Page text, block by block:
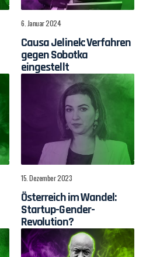
6. Januar 2024
Causa Jelinek: Verfahren
gegen Sobotka
eingestellt
15. Dezember 2023
Österreich im Wandel:
Startup-Gender-
Revolution?